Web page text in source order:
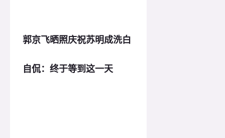
郭京飞晒照庆祝苏明成洗白
自侃：终于等到这一天